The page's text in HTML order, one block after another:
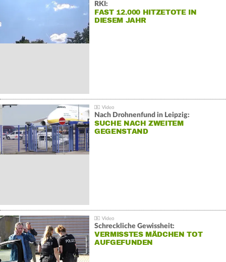
RKI:
FAST 12.000 HITZETOTE IN
DIESEM JAHR
Nach Drohnenfund in Leipzig:
SUCHE NACH ZWEITEM
GEGENSTAND
Schreckliche Gewissheit:
VERMISSTES MÄDCHEN TOT
AUFGEFUNDEN